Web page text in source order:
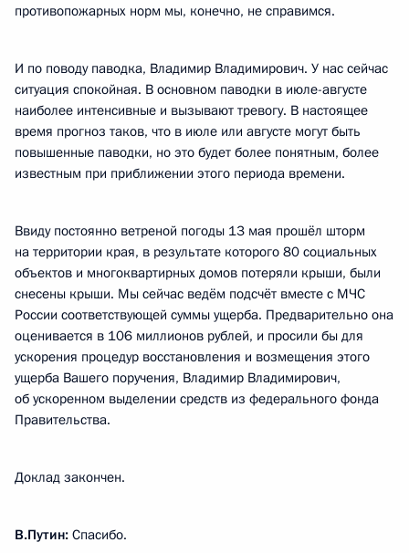
противопожарных норм мы, конечно, не справимся.
И по поводу паводка, Владимир Владимирович. У нас сейчас
ситуация спокойная. В основном паводки в июле-августе
наиболее интенсивные и вызывают тревогу. В настоящее
время прогноз таков, что в июле или августе могут быть
повышенные паводки, но это будет более понятным, более
известным при приближении этого периода времени.
Ввиду постоянно ветреной погоды 13 мая прошёл шторм
на территории края, в результате которого 80 социальных
объектов и многоквартирных домов потеряли крыши, были
снесены крыши. Мы сейчас ведём подсчёт вместе с МЧС
России соответствующей суммы ущерба. Предварительно она
оценивается в 106 миллионов рублей, и просили бы для
ускорения процедур восстановления и возмещения этого
ущерба Вашего поручения, Владимир Владимирович,
об ускоренном выделении средств из федерального фонда
Правительства.
Доклад закончен.
В.Путин: Спасибо.